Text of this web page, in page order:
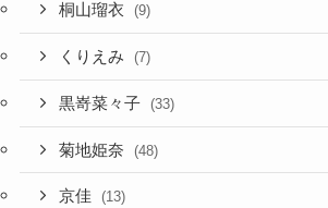
桐山瑠衣 (9)
くりえみ (7)
黒嵜菜々子 (33)
菊地姫奈 (48)
京佳 (13)